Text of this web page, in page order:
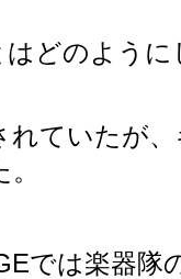
どのよう
れていたが
では楽器隊